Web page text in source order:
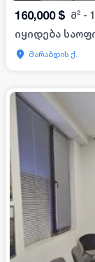
160,000 $ მ² -
იყიდება
მარაბდის ქ.